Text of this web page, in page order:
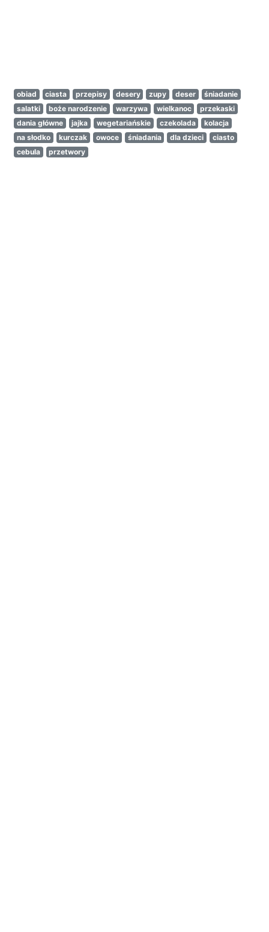
obiad ciasta przepisy desery zupy deser
śniadanie
salatki
boże narodzenie warzywa wielkanoc
przekaski
dania główne
jajka wegetariańskie czekolada
kolacja
na słodko
kurczak owoce śniadania dla dzieci
ciasto
cebula
przetwory